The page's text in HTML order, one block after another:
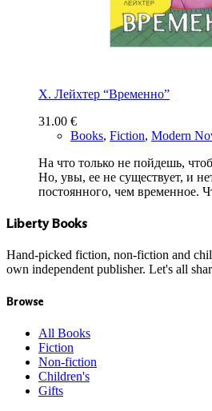
Х. Лейхтер “Временно”
31.00 €
Books, Fiction, Modern
На что только не пойдешь,
Но, увы, ее не существует, и
постоянного, чем временное.
Liberty Books
Hand-picked fiction, non-fiction and
own independent publisher. Let's all
Browse
All Books
Fiction
Non-fiction
Children's
Gifts